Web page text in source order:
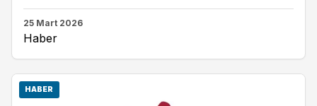
25 Mart 2026
Haber
HABER